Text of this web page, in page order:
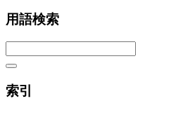
用語検索
索引